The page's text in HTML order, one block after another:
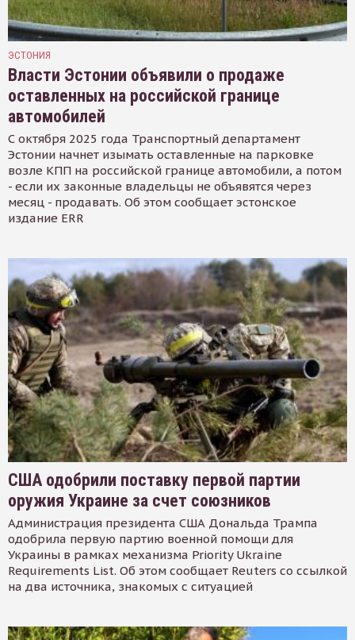
ЭСТОНИЯ
Власти Эстонии объявили о продаже
оставленных на российской границе
автомобилей
С октября 2025 года Транспортный департамент
Эстонии начнет изымать оставленные на парковке
возле КПП на российской границе автомобили, а потом
- если их законные владельцы не объявятся через
месяц - продавать. Об этом сообщает эстонское
издание ERR
США одобрили поставку первой партии
оружия Украине за счет союзников
Администрация президента США Дональда Трампа
одобрила первую партию военной помощи для
Украины в рамках механизма Priority Ukraine
Requirements List. Об этом сообщает Reuters со ссылкой
на два источника, знакомых с ситуацией